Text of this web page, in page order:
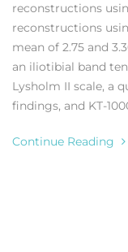
reconstructions
reconstructions
mean of 2.75 and
an iliotibial band
Lysholm II scale, a
findings, and KT-
Continue Reading